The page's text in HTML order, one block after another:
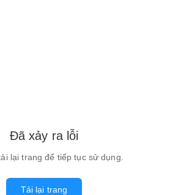
Đã xảy ra lỗi
lại trang để tiếp tục sử dụng.
Tải lại trang